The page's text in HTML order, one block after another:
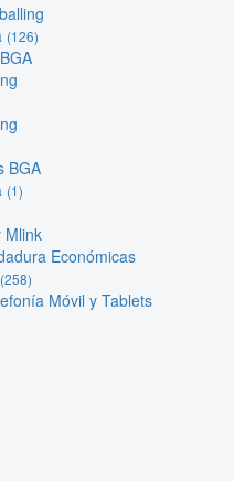
(126)
BGA
(1)
Mlink
Económicas
(258)
Móvil y Tablets